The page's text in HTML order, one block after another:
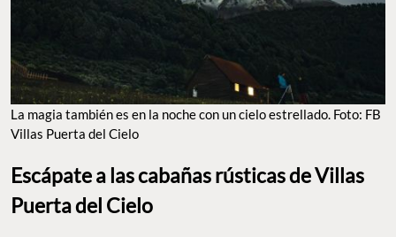
La magia también es en la noche con un cielo estrellado. Foto: FB
Villas Puerta del Cielo
Escápate a las cabañas rústicas de Villas
Puerta del Cielo